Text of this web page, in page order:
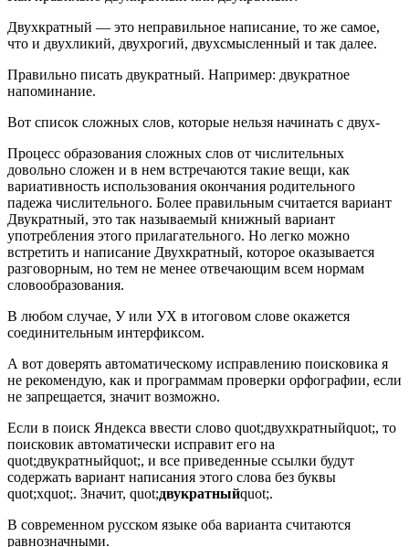
Двухкратный — это неправильное написание, то же самое,
что и двухликий, двухрогий, двухсмысленный и так далее.
Правильно писать двукратный. Например: двукратное
напоминание.
Вот список сложных слов, которые нельзя начинать с двух-
Процесс образования сложных слов от числительных
довольно сложен и в нем встречаются такие вещи, как
вариативность использования окончания родительного
падежа числительного. Более правильным считается вариант
Двукратный, это так называемый книжный вариант
употребления этого прилагательного. Но легко можно
встретить и написание Двухкратный, которое оказывается
разговорным, но тем не менее отвечающим всем нормам
словообразования.
В любом случае, У или УХ в итоговом слове окажется
соединительным интерфиксом.
А вот доверять автоматическому исправлению поисковика я
не рекомендую, как и программам проверки орфографии, если
не запрещается, значит возможно.
Если в поиск Яндекса ввести слово quot;двухкратныйquot;, то
поисковик автоматически исправит его на
quot;двукратныйquot;, и все приведенные ссылки будут
содержать вариант написания этого слова без буквы
quot;хquot;. Значит, quot;двукратныйquot;.
В современном русском языке оба варианта считаются
равнозначными.